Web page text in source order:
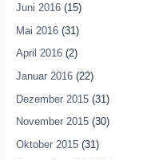
Juni 2016(15)
Mai 2016(31)
April 2016(2)
Januar 2016(22)
Dezember 2015(31)
November 2015(30)
Oktober 2015(31)